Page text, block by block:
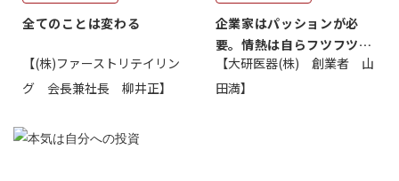
全てのことは変わる
【(株)ファーストリテイリン
グ 会長兼社長 柳井正】
企業家はパッションが必
要。情熱は自らフツフツと
湧いてくるもの...
【大研医器(株) 創業者 山
田満】